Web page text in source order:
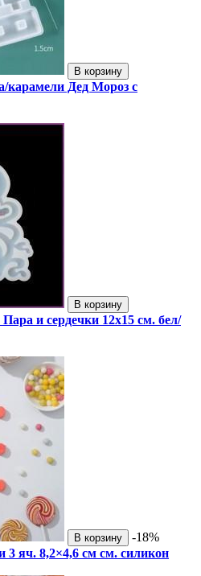
В корзину
Дед Мороз с
В корзину
и сердечки 12х15 см. бел/
В корзину
-18%
яч. 8,2×4,6 см см. силикон